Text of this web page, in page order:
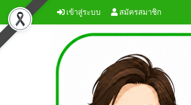
เข้าสู่ระบบ สมัครสมาชิก